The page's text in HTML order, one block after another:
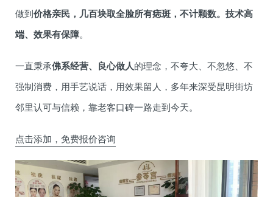
做到价格亲民 ，几百块取全脸所有痣斑，不计颗数。 技术高
端、效果有保障。
一直秉承佛系经营、良心做人的理念，不夸大、不忽悠、不
强制消费，用手艺说话，用效果留人，多年来深受昆明街坊
邻里认可与信赖，靠老客口碑一路走到今天。
点击添加，免费报价咨询